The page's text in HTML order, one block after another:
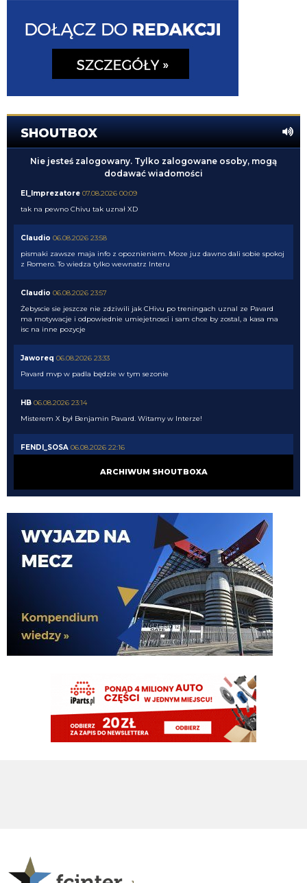
SHOUTBOX
Nie jesteś zalogowany. Tylko zalogowane osoby, mogą
dodawać wiadomości
El_Imprezatore 07.08.2026 00:09
tak na pewno Chivu tak uznał XD
Claudio 06.08.2026 23:58
pismaki zawsze maja info z opoznieniem. Moze juz dawno dali sobie spokoj
z Romero. To wiedza tylko wewnatrz Interu
Claudio 06.08.2026 23:57
Żebyscie sie jeszcze nie zdziwili jak CHivu po treningach uznal ze Pavard
ma motywacje i odpowiednie umiejetnosci i sam chce by zostal, a kasa ma
isc na inne pozycje
Jaworeq 06.08.2026 23:33
Pavard mvp w padla będzie w tym sezonie
HB 06.08.2026 23:14
Misterem X był Benjamin Pavard. Witamy w Interze!
FENDI_SOSA 06.08.2026 22:16
FENDI_SOSA 06.08.2026 22:16
FENDI_SOSA 06.08.2026 22:15
A np jakby mieć wybierać jak cos czy hasto czy romero to wole Włocha ad
06.08.2026 22:15
Ważniejsze mamy pozycje do obstawienia
FENDI_SOSA
06.08.2026 22:15
Ten romero niby ok ale nie ma na niego ciśnienia i tak
Jones to juz dawno ma w dupie azalio tego całego od stycznia go ściąga i
06.08.2026 21:55
Odejdzie Pavard to przyjdzie romero. Odejdzie asslani i frattesi to może
Oaktree. Chyba mamy w końcu realny plan. na te okienko.
ARCHIWUM SHOUTBOXA